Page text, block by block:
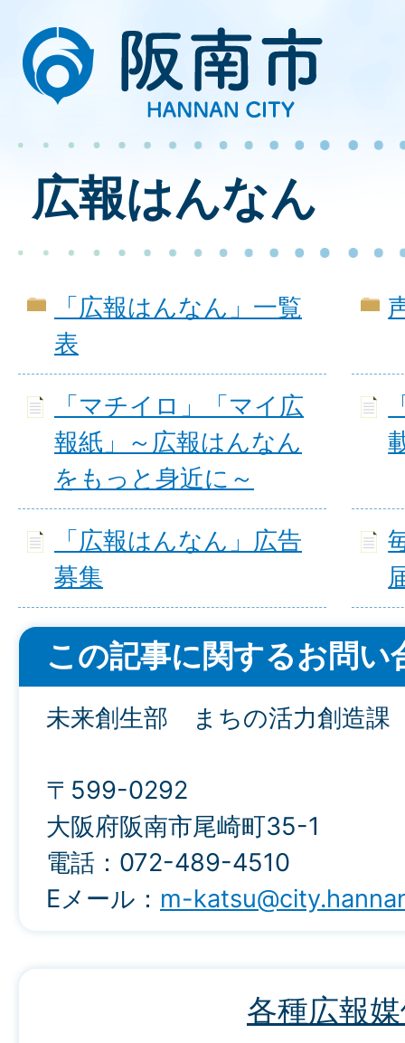
広報はんなん
「広報はんなん」一覧
表
「マチイロ」「マイ広
報紙」～広報はんなん
をもっと身近に～
「広報はんなん」広告
募集
この記事に関するお問い
未来創生部 まちの活力創造課
〒599-0292
大阪府阪南市尾崎町35-1
電話：072-489-4510
Eメール： m-
各種広報